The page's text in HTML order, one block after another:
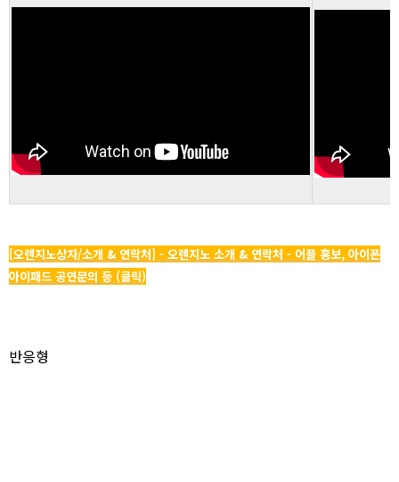
[오렌지노상자/소개 & 연락처] - 오렌지노 소개 & 연락처 - 어플 홍보, 아이폰
아이패드 공연문의 등 (클릭)
반응형